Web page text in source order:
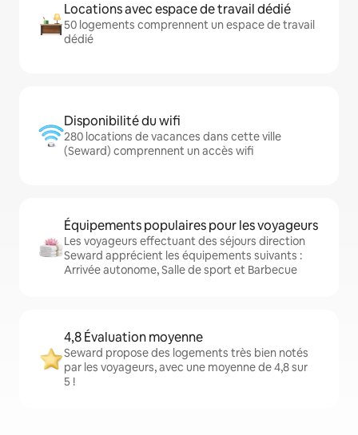
Locations avec espace de travail dédié
50 logements comprennent un espace de travail
dédié
Disponibilité du wifi
280 locations de vacances dans cette ville
(Seward) comprennent un accès wifi
Équipements populaires pour les voyageurs
Les voyageurs effectuant des séjours direction
Seward apprécient les équipements suivants :
Arrivée autonome, Salle de sport et Barbecue
4,8 Évaluation moyenne
Seward propose des logements très bien notés
par les voyageurs, avec une moyenne de 4,8 sur
5 !